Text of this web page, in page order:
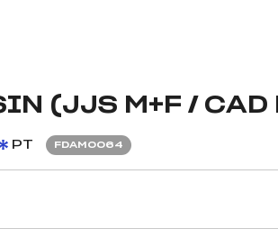
(JJS M+F / CAD
PT FDAM0064